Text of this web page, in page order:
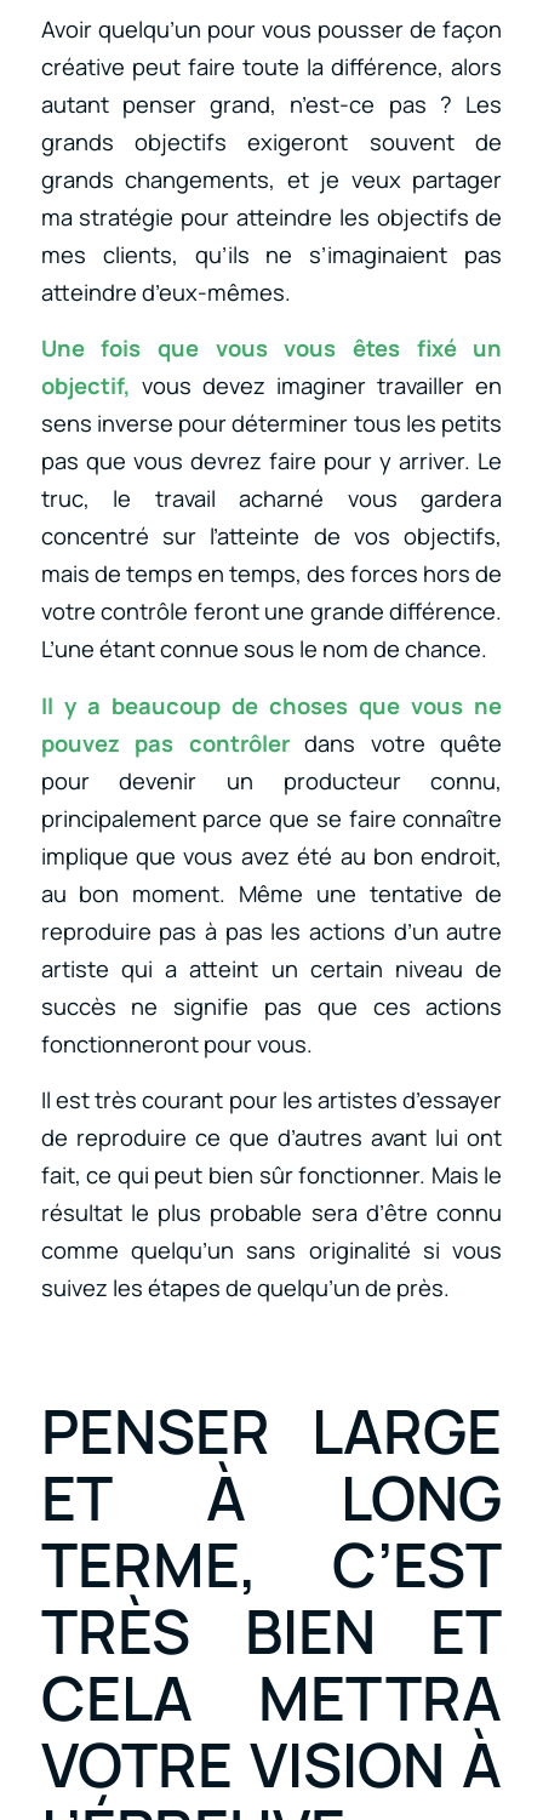
Avoir quelqu’un pour vous pousser de façon
créative peut faire toute la différence, alors
autant penser grand, n’est-ce pas ? Les
grands objectifs exigeront souvent de
grands changements, et je veux partager
ma stratégie pour atteindre les objectifs de
mes clients, qu’ils ne s’imaginaient pas
atteindre d’eux-mêmes.
Une fois que vous vous êtes fixé un
objectif, vous devez imaginer travailler en
sens inverse pour déterminer tous les petits
pas que vous devrez faire pour y arriver. Le
truc, le travail acharné vous gardera
concentré sur l’atteinte de vos objectifs,
mais de temps en temps, des forces hors de
votre contrôle feront une grande différence.
L’une étant connue sous le nom de chance.
Il y a beaucoup de choses que vous ne
pouvez pas contrôlerdans votre quête
pour devenir un producteur connu,
principalement parce que se faire connaître
implique que vous avez été au bon endroit,
au bon moment. Même une tentative de
reproduire pas à pas les actions d’un autre
artiste qui a atteint un certain niveau de
succès ne signifie pas que ces actions
fonctionneront pour vous.
Il est très courant pour les artistes d’essayer
de reproduire ce que d’autres avant lui ont
fait, ce qui peut bien sûr fonctionner. Mais le
résultat le plus probable sera d’être connu
comme quelqu’un sans originalité si vous
suivez les étapes de quelqu’un de près.
PENSER LARGE
ET À LONG
TERME, C’EST
TRÈS BIEN ET
CELA METTRA
VOTRE VISION À